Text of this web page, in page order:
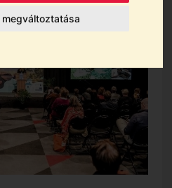
megváltoztatása